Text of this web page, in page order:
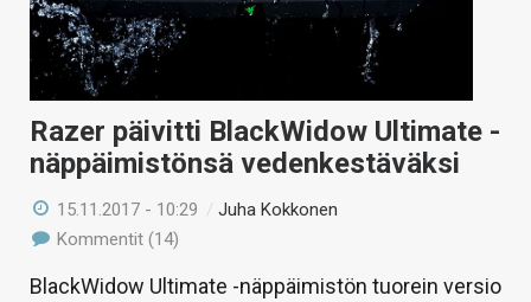
Razer päivitti BlackWidow Ultimate -
näppäimistönsä vedenkestäväksi
15.11.2017 - 10:29 /Juha Kokkonen
Kommentit (14)
BlackWidow Ultimate -näppäimistön tuorein versio